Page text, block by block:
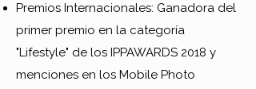
Premios Internacionales: Ganadora del
primer premio en la categoría
"Lifestyle" de los IPPAWARDS 2018 y
menciones en los Mobile Photo